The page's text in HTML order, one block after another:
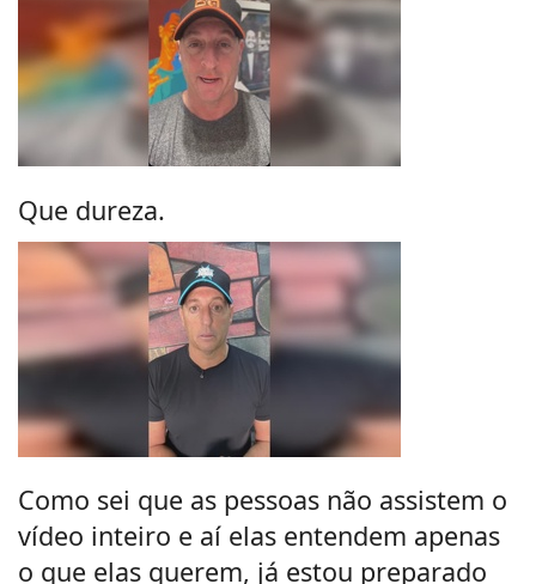
Que dureza.
Como sei que as pessoas não assistem o
vídeo inteiro e aí elas entendem apenas
o que elas querem, já estou preparado